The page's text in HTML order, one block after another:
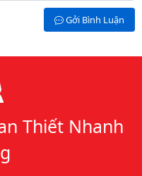
Gởi Bình Luận
Thiết Nhanh